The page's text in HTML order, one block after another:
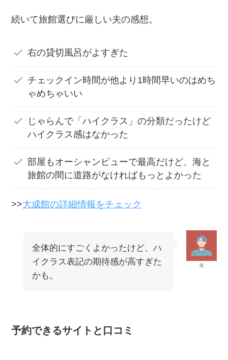
続いて旅館選びに厳しい夫の感想。
右の貸切風呂がよすぎた
チェックイン時間が他より1時間早いのはめち
ゃめちゃいい
じゃらんで「ハイクラス」の分類だったけど
ハイクラス感はなかった
部屋もオーシャンビューで最高だけど、海と
旅館の間に道路がなければもっとよかった
>>大成館の詳細情報をチェック
夫
全体的にすごくよかったけど、ハ
イクラス表記の期待感が高すぎた
かも。
予約できるサイトと口コミ